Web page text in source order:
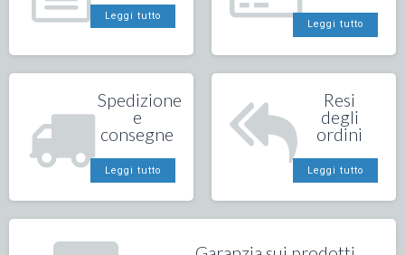
Leggi tutto
Leggi tutto
Spedizione
e
consegne
Leggi tutto
Resi
degli
ordini
Leggi tutto